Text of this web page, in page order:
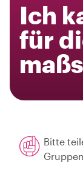
Ich
für
Bitte